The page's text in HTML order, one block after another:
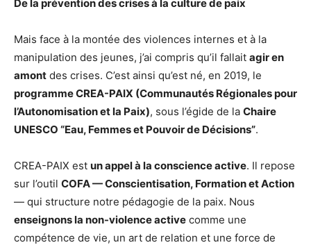
De la prévention des crises à la culture de paix
Mais face à la montée des violences internes et à la
manipulation des jeunes, j’ai compris qu’il fallait agir en
amont des crises. C’est ainsi qu’est né, en 2019, le
programme CREA-PAIX (Communautés Régionales pour
l’Autonomisation et la Paix), sous l’égide de la Chaire
UNESCO “Eau, Femmes et Pouvoir de Décisions”.
CREA-PAIX est un appel à la conscience active. Il repose
sur l’outil COFA — Conscientisation, Formation et Action
— qui structure notre pédagogie de la paix. Nous
enseignons la non-violence active comme une
compétence de vie, un art de relation et une force de